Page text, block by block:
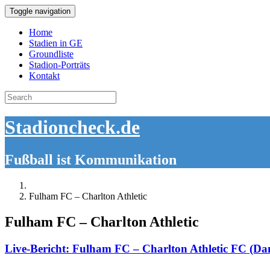
Toggle navigation
Home
Stadien in GE
Groundliste
Stadion-Porträts
Kontakt
Search
for:
Stadioncheck.de
Fußball ist Kommunikation
Fulham FC – Charlton Athletic
Fulham FC – Charlton Athletic
Live-Bericht: Fulham FC – Charlton Athletic FC